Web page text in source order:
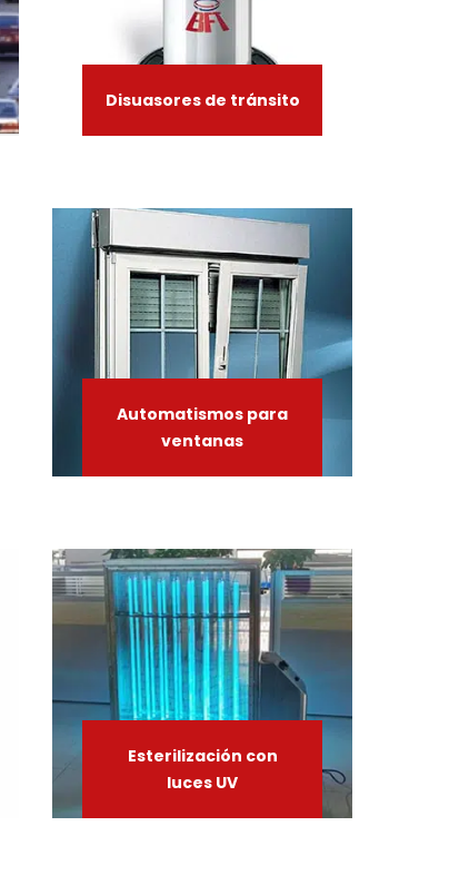
Disuasores de tránsito
Automatismos para
ventanas
Esterilización con
luces UV